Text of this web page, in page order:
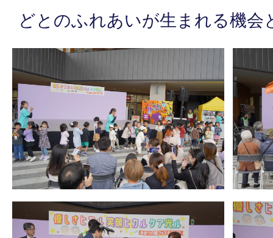
どとのふれあいが生まれる機会